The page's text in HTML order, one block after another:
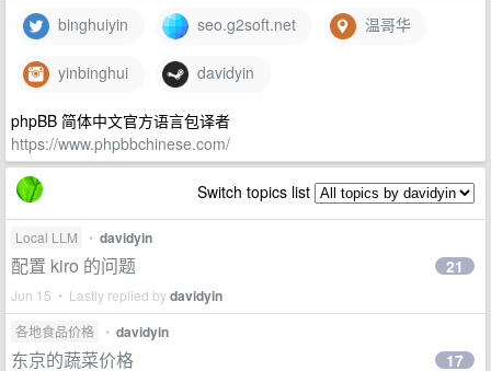
binghuiyin seo.g2soft.net 温哥华
yinbinghui davidyin
phpBB 简体中文官方语言包译者
https://www.phpbbchinese.com/
Switch topics list
Local LLM • davidyin
配置 kiro 的问题
Jun 15 • Lastly replied bydavidyin
21
各地食品价格 • davidyin
东京的蔬菜价格 17